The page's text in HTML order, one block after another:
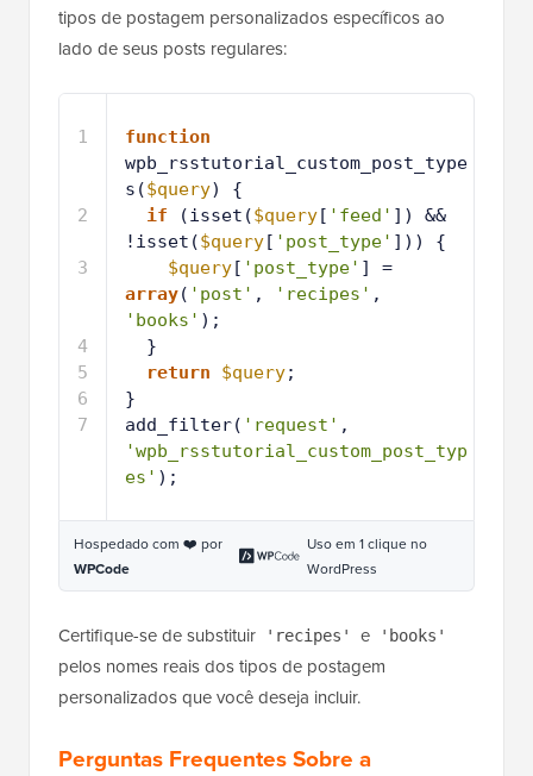
tipos de postagem personalizados específicos ao
lado de seus posts regulares:
1
2
3
4
5
6
7
function
wpb_rsstutorial_custom_post_type
s($query) {
if
(isset($query[ 'feed' ]) &&
!isset($query[ 'post_type' ])) {
$query[ 'post_type'
array( 'post' , 'recipes'
'books' );
}
return
$query;
}
add_filter( 'request'
'wpb_rsstutorial_custom_post_typ
es' );
Hospedado com ❤️ por
WPCode
Uso em 1 clique no
WordPress
Certifique-se de substituir 'recipes' e 'books'
pelos nomes reais dos tipos de postagem
personalizados que você deseja incluir.
Perguntas Frequentes Sobre a